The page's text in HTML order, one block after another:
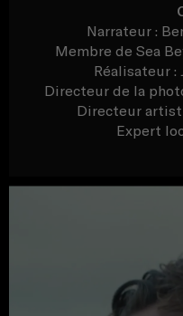
Narrateur :
Membre de Sea
Réalisateur :
Directeur de la
Directeur
Expert